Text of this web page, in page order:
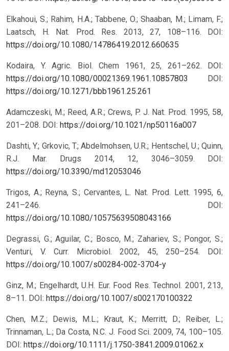
Elkahoui, S.; Rahim, H.A.; Tabbene, O.; Shaaban, M.; Limam, F.;
Laatsch, H. Nat. Prod. Res. 2013, 27, 108–116. DOI:
https://doi.org/10.1080/14786419.2012.660635
Kodaira, Y. Agric. Biol. Chem 1961, 25, 261–262. DOI:
https://doi.org/10.1080/00021369.1961.10857803
DOI:
https://doi.org/10.1271/bbb1961.25.261
Adamczeski, M.; Reed, A.R.; Crews, P. J. Nat. Prod. 1995, 58,
201–208. DOI: https://doi.org/10.1021/np50116a007
Dashti, Y.; Grkovic, T.; Abdelmohsen, U.R.; Hentschel, U.; Quinn,
R.J. Mar. Drugs 2014, 12, 3046–3059. DOI:
https://doi.org/10.3390/md12053046
Trigos, A.; Reyna, S.; Cervantes, L. Nat. Prod. Lett. 1995, 6,
241–246. DOI:
https://doi.org/10.1080/10575639508043166
Degrassi, G.; Aguilar, C.; Bosco, M.; Zahariev, S.; Pongor, S.;
Venturi, V. Curr. Microbiol. 2002, 45, 250–254. DOI:
https://doi.org/10.1007/s00284-002-3704-y
Ginz, M.; Engelhardt, U.H. Eur. Food Res. Technol. 2001, 213,
8–11. DOI: https://doi.org/10.1007/s002170100322
Chen, M.Z.; Dewis, M.L.; Kraut, K.; Merritt, D.; Reiber, L.;
Trinnaman, L.; Da Costa, N.C. J. Food Sci. 2009, 74, 100–105.
DOI: https://doi.org/10.1111/j.1750-3841.2009.01062.x